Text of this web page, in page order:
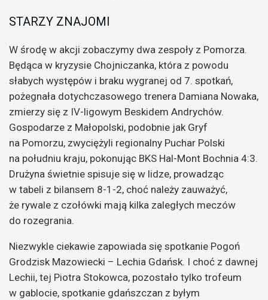
STARZY ZNAJOMI
W środę w akcji zobaczymy dwa zespoły z Pomorza.
Będąca w kryzysie Chojniczanka, która z powodu
słabych występów i braku wygranej od 7. spotkań,
pożegnała dotychczasowego trenera Damiana Nowaka,
zmierzy się z IV-ligowym Beskidem Andrychów.
Gospodarze z Małopolski, podobnie jak Gryf
na Pomorzu, zwyciężyli regionalny Puchar Polski
na południu kraju, pokonując BKS Hal-Mont Bochnia 4:3.
Drużyna świetnie spisuje się w lidze, prowadząc
w tabeli z bilansem 8-1-2, choć należy zauważyć,
że rywale z czołówki mają kilka zaległych meczów
do rozegrania.
Niezwykle ciekawie zapowiada się spotkanie Pogoń
Grodzisk Mazowiecki – Lechia Gdańsk. I choć z dawnej
Lechii, tej Piotra Stokowca, pozostało tylko trofeum
w gablocie, spotkanie gdańszczan z byłym